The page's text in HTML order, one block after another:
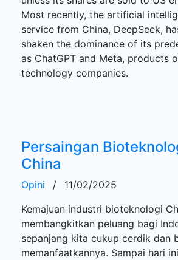
Most recently, the artificial
service from China, DeepSeek,
shaken the dominance of its
as ChatGPT and Meta, products
technology companies.
Persaingan
China
Opini /
11/02/2025
Kemajuan industri bioteknologi
membangkitkan peluang bagi
sepanjang kita cukup cerdik dan
memanfaatkannya. Sampai hari